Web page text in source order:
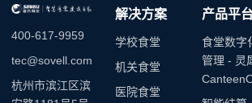
400-617-9959
tec@sovell.com
杭州市滨江区滨
解决方案
学校食堂
机关食堂
医院食堂
产品平
食堂数字
管理 - 灵